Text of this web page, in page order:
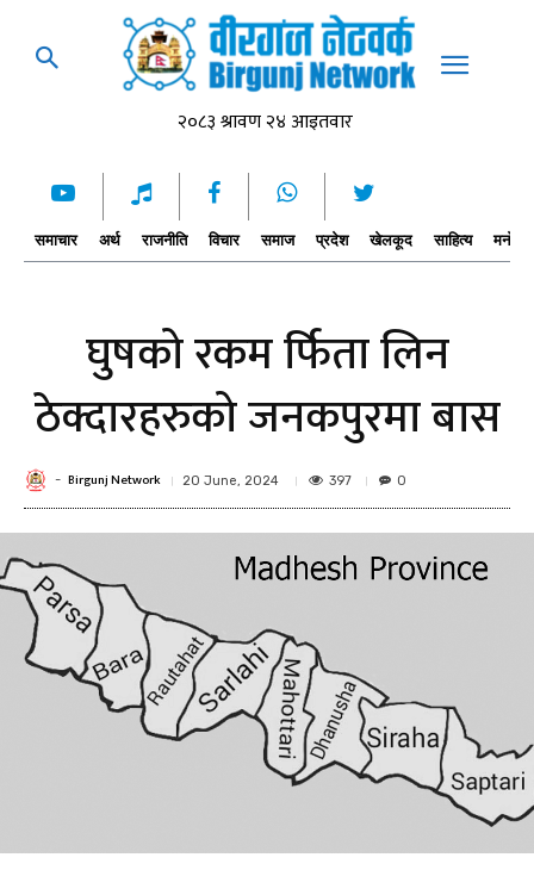
समाचार अर्थ राजनीति विचार समाज प्रदेश खेलकूद साहित्य
घुषको रकम र्फिता लिन
ठेक्दारहरुको जनकपुरमा बास
- Birgunj Network 20 June, 2024 397 0